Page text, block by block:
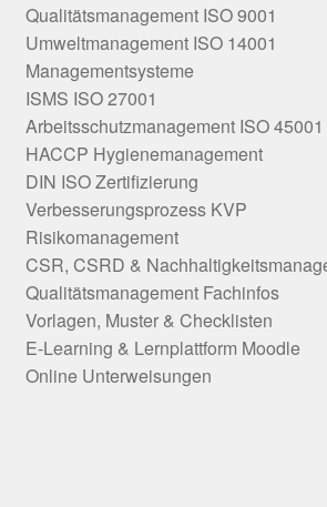
Qualitätsmanagement ISO 9001
Umweltmanagement ISO 14001
Managementsysteme
ISMS ISO 27001
Arbeitsschutzmanagement ISO 45001
HACCP Hygienemanagement
DIN ISO Zertifizierung
Verbesserungsprozess KVP
Risikomanagement
CSR, CSRD &
Qualitätsmanagement Fachinfos
Vorlagen, Muster & Checklisten
E-Learning & Lernplattform Moodle
Online Unterweisungen